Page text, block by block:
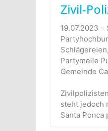
Zivil-
19.07.2023
Partymeile
Gemeinde
steht jedoch
Santa